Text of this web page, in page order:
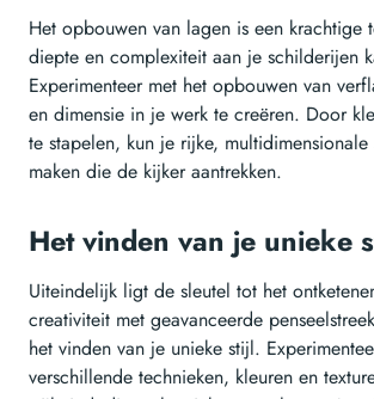
Het opbouwen van lagen is een krachtige
diepte en complexiteit aan je schilderijen
Experimenteer met het opbouwen van
en dimensie in je werk te creëren. Door
te stapelen, kun je rijke,
maken die de kijker aantrekken.
Het vinden van je unieke
Uiteindelijk ligt de sleutel tot het
creativiteit met geavanceerde
het vinden van je unieke stijl.
verschillende technieken, kleuren en